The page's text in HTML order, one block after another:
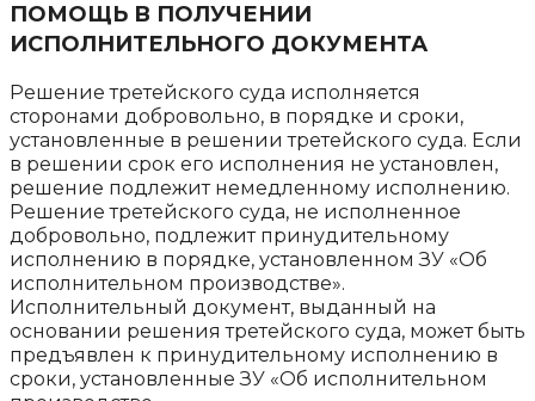
ПОМОЩЬ В ПОЛУЧЕНИИ
ИСПОЛНИТЕЛЬНОГО ДОКУМЕНТА
Решение третейского суда исполняется
сторонами добровольно, в порядке и сроки,
установленные в решении третейского суда. Если
в решении срок его исполнения не установлен,
решение подлежит немедленному исполнению.
Решение третейского суда, не исполненное
добровольно, подлежит принудительному
исполнению в порядке, установленном ЗУ «Об
исполнительном производстве».
Исполнительный документ, выданный на
основании решения третейского суда, может быть
предъявлен к принудительному исполнению в
сроки, установленные ЗУ «Об исполнительном